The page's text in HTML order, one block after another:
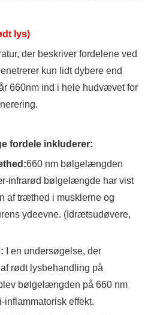
lys)
der beskriver fordelene ved
kun lidt dybere end
660nm ind i hele hudvævet for
fordele inkluderer:
660 nm bølgelængden
infrarød bølgelængde har vist
af ​​træthed i musklerne og
ydeevne. (Idrætsudøvere,
I en undersøgelse, der
rødt lysbehandling på
bølgelængden på 660 nm
inflammatorisk effekt.